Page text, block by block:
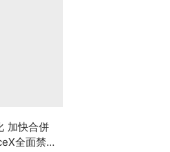
加快合併
全面禁止